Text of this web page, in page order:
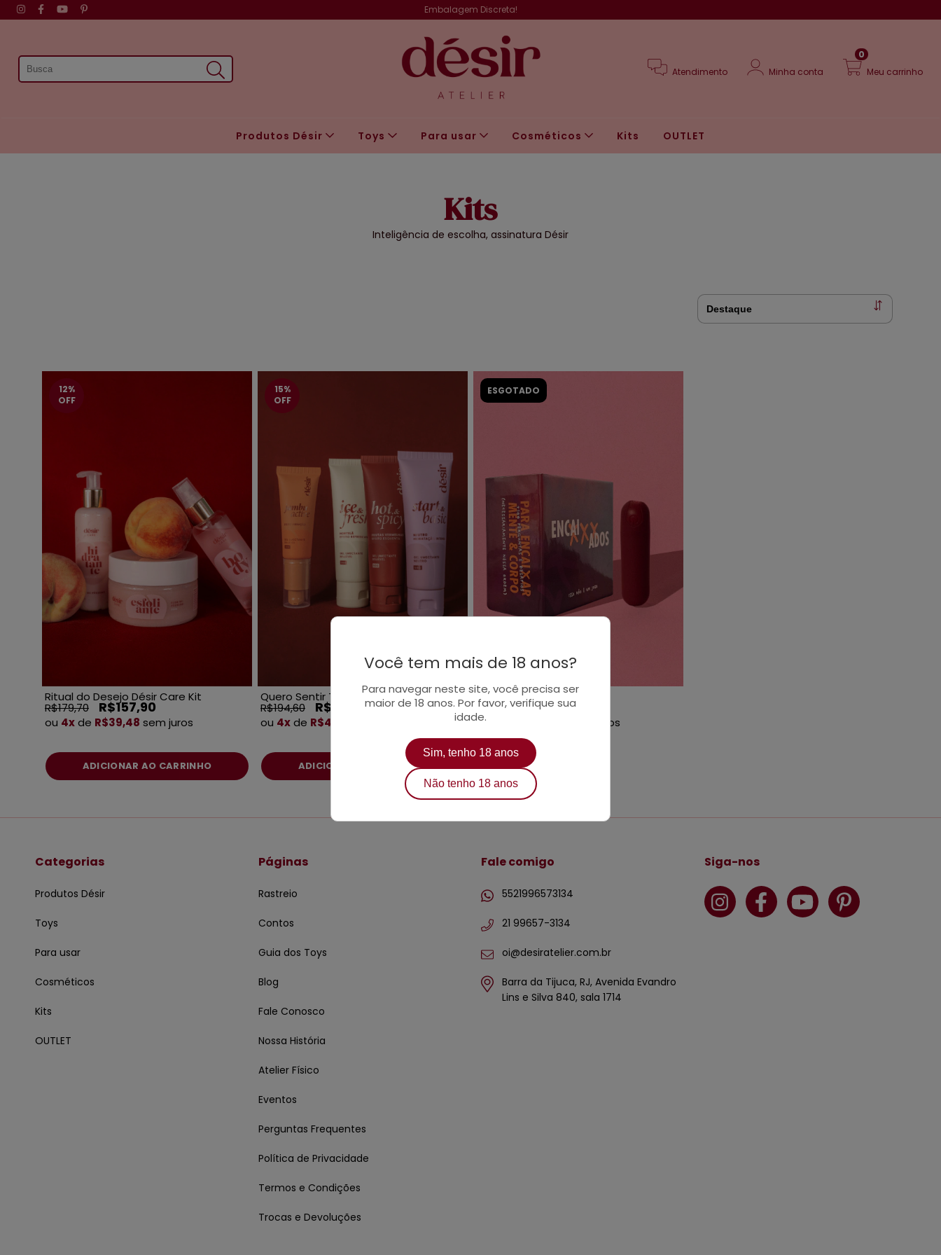
Embalagem Discreta!
Atendimento Minha conta Meu carrinho
0
Produtos Désir Toys Para usar Cosméticos Kits OUTLET
Kits
Inteligência de escolha, assinatura Désir
12%
OFF
Ritual do Desejo Désir Care Kit
R$179,70 R$157,90
ou 4xde R$39,48 sem juros
15%
OFF
Quero Sentir Tudo Désir Kit
R$194,60 R$165,41
ou 4xde R$41,35
ESGOTADO
Kit Conexão
R$366,90
ou sem juros
Categorias
Produtos Désir
Toys
Para usar
Cosméticos
Kits
OUTLET
Páginas
Rastreio
Contos
Guia dos Toys
Blog
Fale Conosco
Nossa História
Atelier Físico
Eventos
Perguntas Frequentes
Política de Privacidade
Termos e Condições
Trocas e Devoluções
Fale comigo
5521996573134
21 99657-3134
oi@desiratelier.com.br
Barra da Tijuca, RJ, Avenida Evandro
Lins e Silva 840, sala 1714
Siga-nos
Você tem mais de 18 anos?
Para navegar neste site, você precisa ser
maior de 18 anos. Por favor, verifique sua
idade.
Sim, tenho 18 anos
Não tenho 18 anos